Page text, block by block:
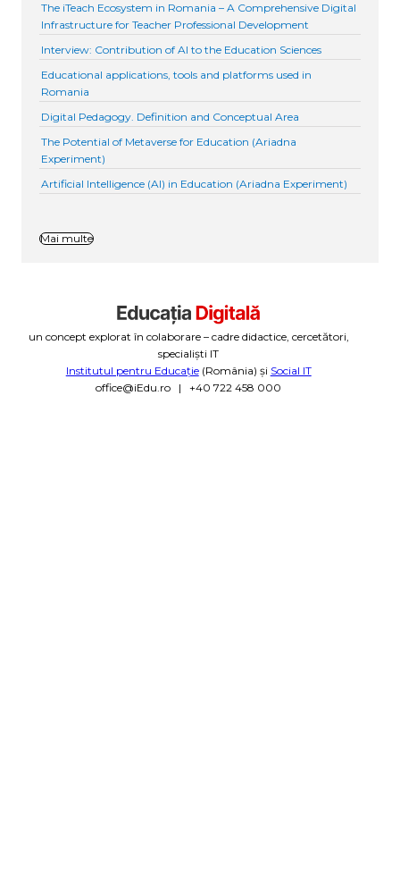
The iTeach Ecosystem in Romania – A Comprehensive Digital
Infrastructure for Teacher Professional Development
Interview: Contribution of AI to the Education Sciences
Educational applications, tools and platforms used in
Romania
Digital Pedagogy. Definition and Conceptual Area
The Potential of Metaverse for Education (Ariadna
Experiment)
Artificial Intelligence (AI) in Education (Ariadna Experiment)
Mai multe
un concept explorat în colaborare – cadre didactice, cercetători,
specialiști IT
Institutul pentru Educație(România) și Social IT
office@iEdu.ro | +40 722 458 000